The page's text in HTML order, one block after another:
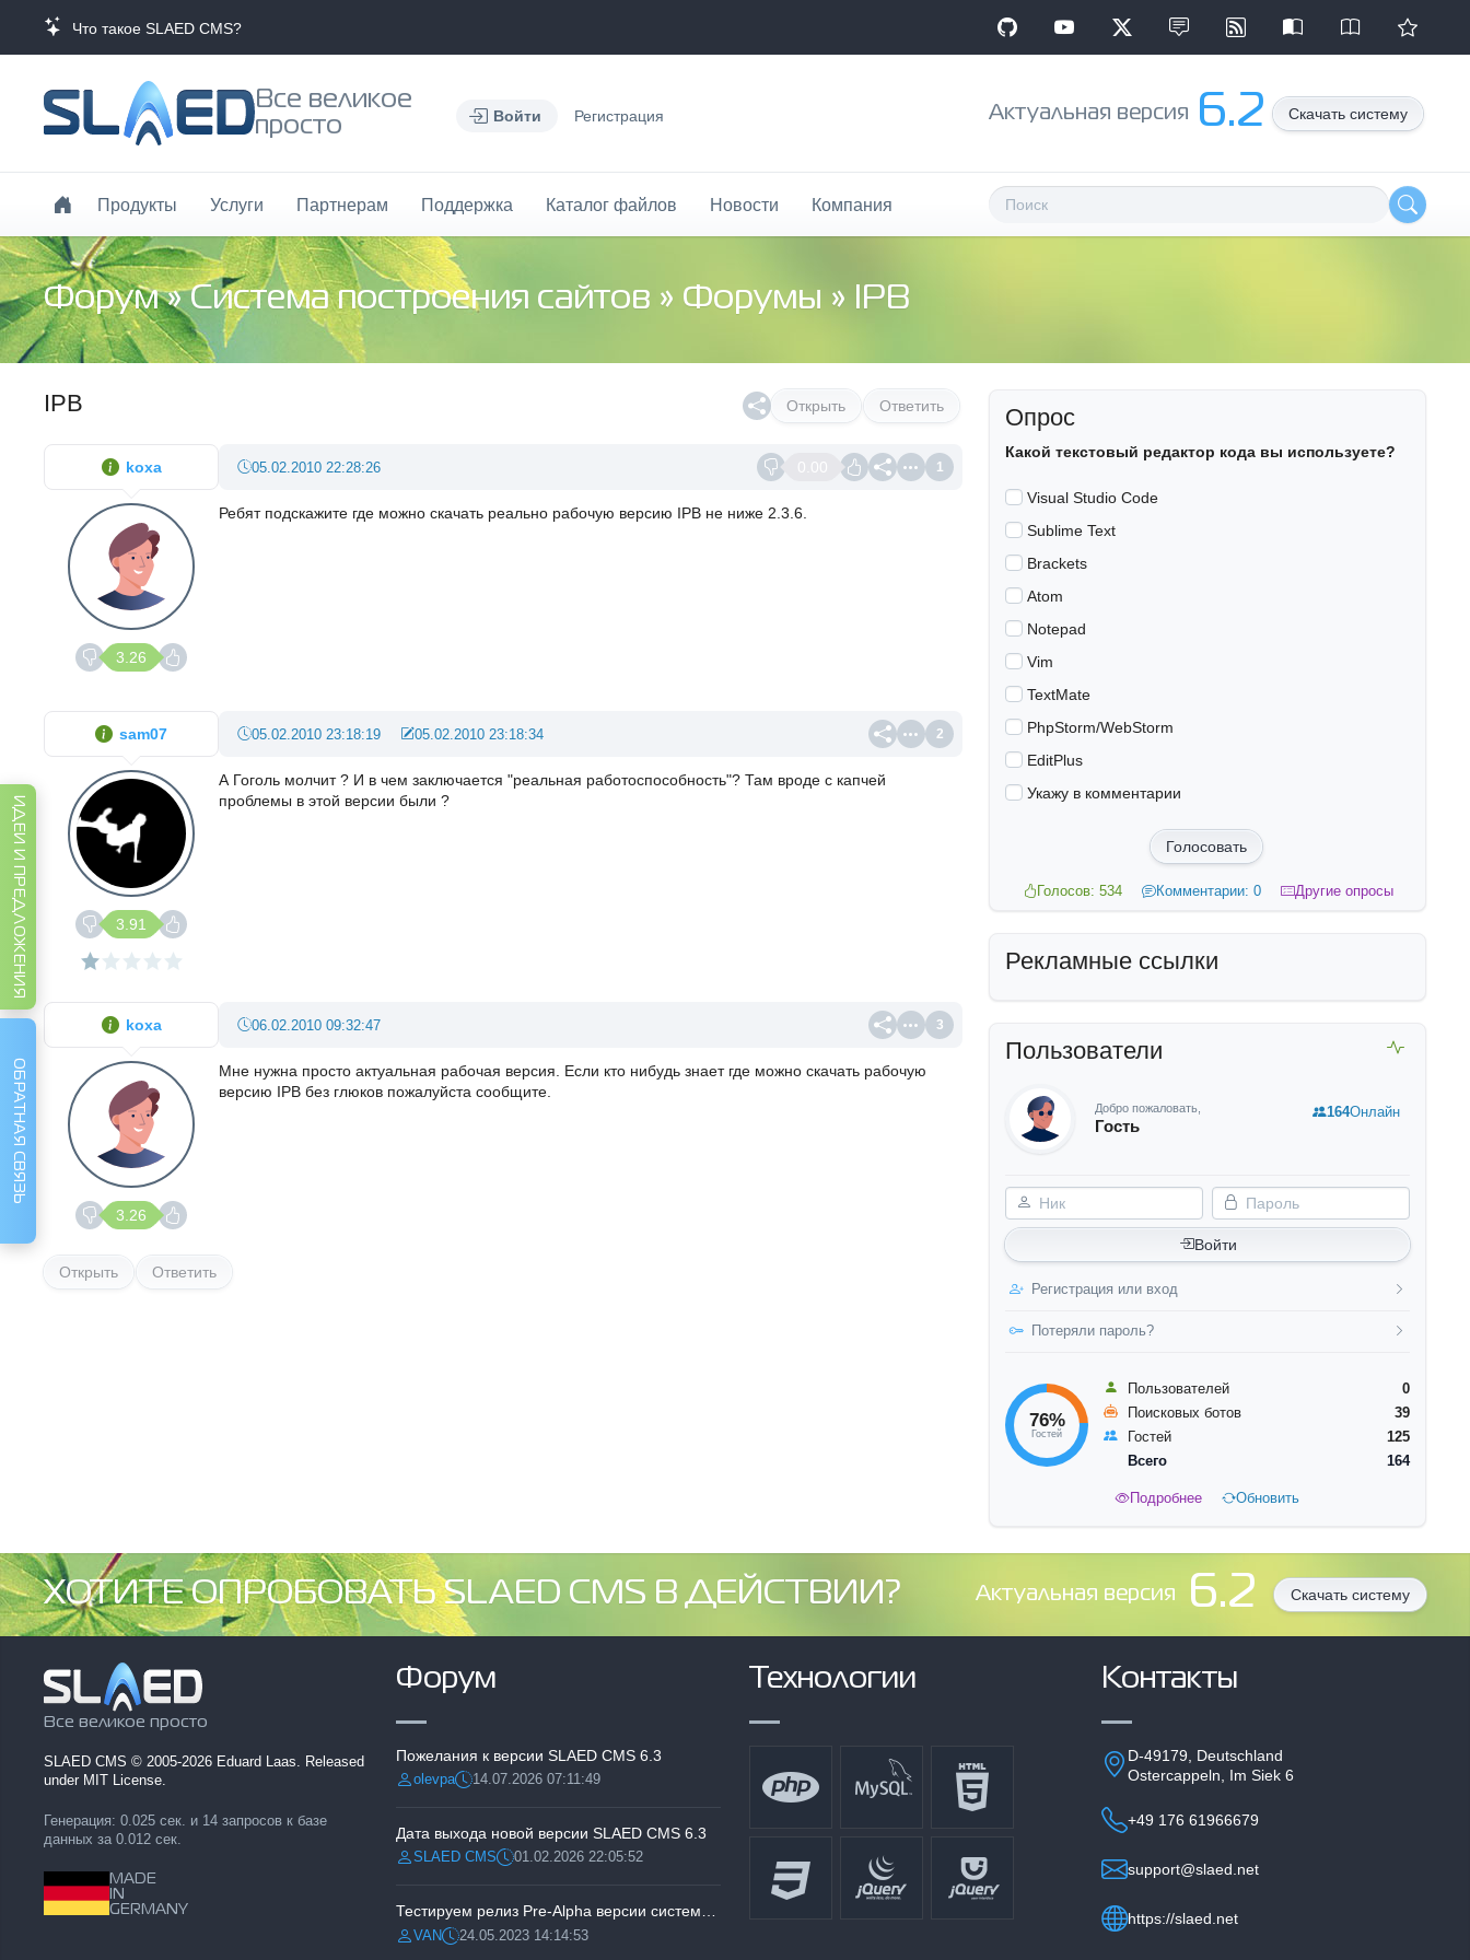
Что такое SLAED CMS?
Все великое
просто
Войти Регистрация Aктуальная версия 6.2 Скачать систему
Продукты Услуги Партнерам Поддержка Каталог файлов Новости Компания
Форум»Система построения сайтов » Форумы » IPB
Открыть Ответить
IPB
0.00 1
05.02.2010 22:28:26
Ребят подскажите где можно скачать реально рабочую версию IPB не ниже 2.3.6.
koxa
3.26
2
05.02.2010 23:18:19 05.02.2010 23:18:34
А Гоголь молчит ? И в чем заключается "реальная работоспособность"? Там вроде с капчей
проблемы в этой версии были ?
sam07
3.91
3
06.02.2010 09:32:47
Мне нужна просто актуальная рабочая версия. Если кто нибудь знает где можно скачать рабочую
версию IPB без глюков пожалуйста сообщите.
koxa
3.26
Открыть Ответить
Опрос
Какой текстовый редактор кода вы используете?
Visual Studio Code
Sublime Text
Brackets
Atom
Notepad
Vim
TextMate
PhpStorm/WebStorm
EditPlus
Укажу в комментарии
Голосовать
Голосов: 534 Комментарии: 0 Другие опросы
Рекламные ссылки
Пользователи
Добро пожаловать,
Гость
Ник Пароль
Войти
Регистрация или вход
Потеряли пароль?
164Онлайн
76%
Гостей
Пользователей
0
Поисковых ботов
39
Гостей
125
Всего
164
Подробнее Обновить
ХОТИТЕ ОПРОБОВАТЬ SLAED CMS В ДЕЙСТВИИ? Aктуальная версия 6.2 Скачать систему
Все великое просто
SLAED CMS © 2005-2026 Eduard Laas. Released
under MIT License.
Генерация: 0.025 сек. и 14 запросов к базе
данных за 0.012 сек.
MADE
IN
GERMANY
Форум
Пожелания к версии SLAED CMS 6.3
Разместил:
olevpaДата:14.07.2026 07:11:49
Дата выхода новой версии SLAED CMS 6.3
Разместил:
SLAED CMSДата:01.02.2026 22:05:52
Тестируем релиз Pre-Alpha версии системы SLAED CMS 6.3 Pro
Разместил:
VANДата:24.05.2023 14:14:53
Технологии Контакты
D-49179, Deutschland
Ostercappeln, Im Siek 6
+49 176 61966679
support@slaed.net
https://slaed.net
ИДЕИ И ПРЕДЛОЖЕНИЯ
ОБРАТНАЯ СВЯЗЬ